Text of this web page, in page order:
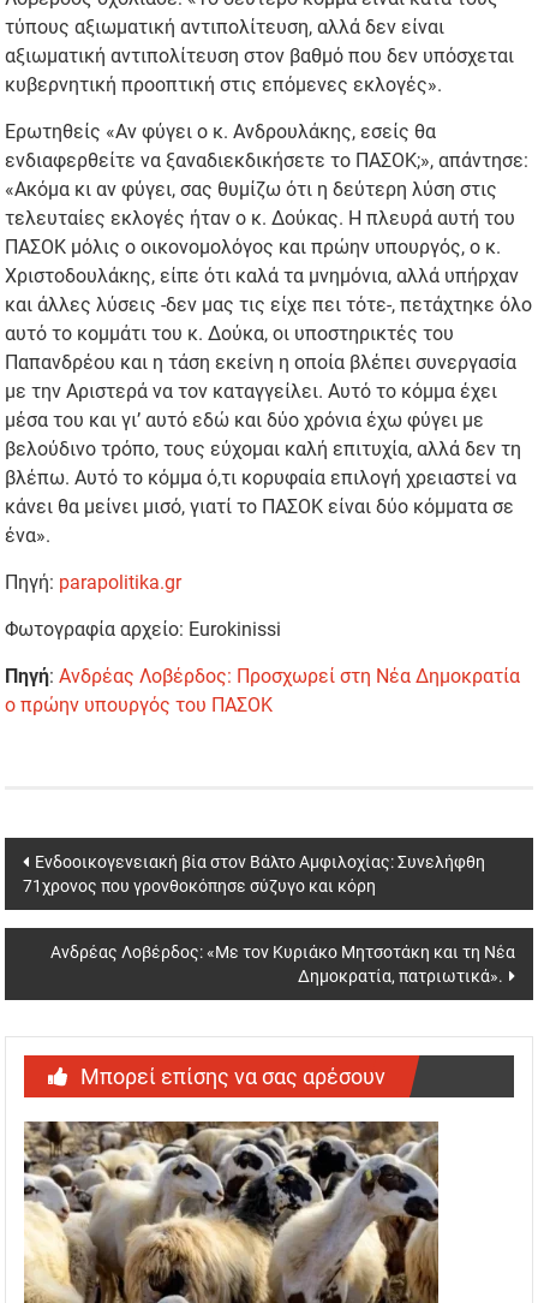
τύπους αξιωματική αντιπολίτευση, αλλά δεν είναι
αξιωματική αντιπολίτευση στον βαθμό που δεν υπόσχεται
κυβερνητική προοπτική στις επόμενες εκλογές».
Ερωτηθείς «Αν φύγει ο κ. Ανδρουλάκης, εσείς θα
ενδιαφερθείτε να ξαναδιεκδικήσετε το ΠΑΣΟΚ;», απάντησε:
«Ακόμα κι αν φύγει, σας θυμίζω ότι η δεύτερη λύση στις
τελευταίες εκλογές ήταν ο κ. Δούκας. Η πλευρά αυτή του
ΠΑΣΟΚ μόλις ο οικονομολόγος και πρώην υπουργός, ο κ.
Χριστοδουλάκης, είπε ότι καλά τα μνημόνια, αλλά υπήρχαν
και άλλες λύσεις -δεν μας τις είχε πει τότε-, πετάχτηκε όλο
αυτό το κομμάτι του κ. Δούκα, οι υποστηρικτές του
Παπανδρέου και η τάση εκείνη η οποία βλέπει συνεργασία
με την Αριστερά να τον καταγγείλει. Αυτό το κόμμα έχει
μέσα του και γι’ αυτό εδώ και δύο χρόνια έχω φύγει με
βελούδινο τρόπο, τους εύχομαι καλή επιτυχία, αλλά δεν τη
βλέπω. Αυτό το κόμμα ό,τι κορυφαία επιλογή χρειαστεί να
κάνει θα μείνει μισό, γιατί το ΠΑΣΟΚ είναι δύο κόμματα σε
ένα».
Πηγή: parapolitika.gr
Φωτογραφία αρχείο: Eurokinissi
Πηγή:Ανδρέας Λοβέρδος: Προσχωρεί στη Νέα Δημοκρατία
ο πρώην υπουργός του ΠΑΣΟΚ
Post
navigation
Ενδοοικογενειακή βία στον Βάλτο Αμφιλοχίας: Συνελήφθη
71χρονος που γρονθοκόπησε σύζυγο και κόρη
Ανδρέας Λοβέρδος: «Με τον Κυριάκο Μητσοτάκη και τη Νέα
Δημοκρατία, πατριωτικά».
Μπορεί επίσης να σας αρέσουν